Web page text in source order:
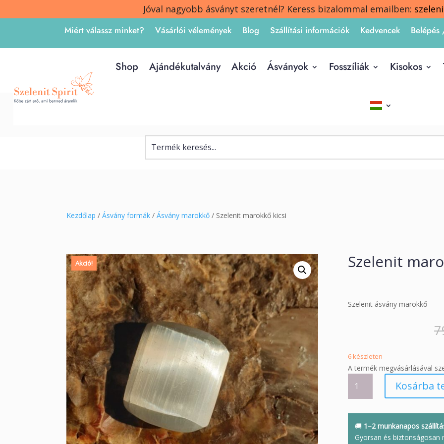
Jóval nagyobb ásványt szeretnél? Keress bizalommal emailben:
Miért válassz minket?
Vásárlói vélemények Blog Szállítási információk Kedvencek Belépés
Shop Ajándékutalvány Akció Ásványok Fosszíliák Kisokos
Kezdőlap /Ásvány formák /Ásvány marokkő / Szelenit marokkő kicsi
Akció! Szelenit
Szelenit ásvány marokkő
6 készleten
A termék megvásárlásával
marokkő
kicsi
mennyiség
Kosárba
🚚 1–2 munkanapos
Gyorsan és biztonságosan